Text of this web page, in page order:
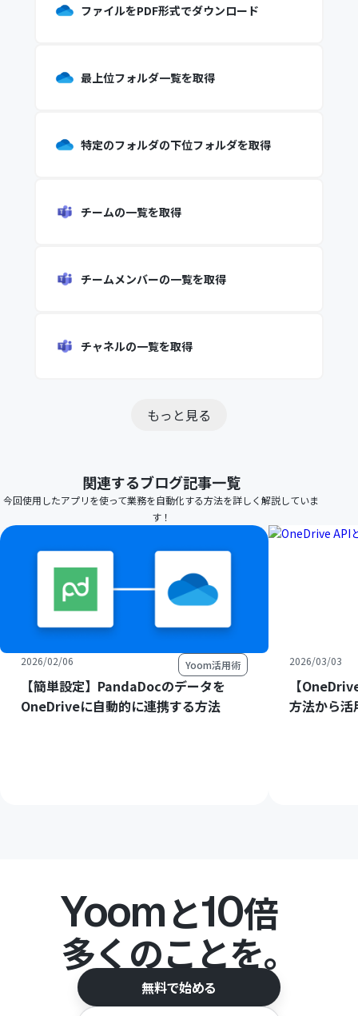
ファイルをPDF形式でダウンロード
最上位フォルダ一覧を取得
特定のフォルダの下位フォルダを取得
チームの一覧を取得
チームメンバーの一覧を取得
チャネルの一覧を取得
もっと見る
関連するブログ記事一覧
今回使用したアプリを使って業務を自動化する方法を詳しく解説していま
す！
2026/02/06 Yoom活用術
【簡単設定】PandaDocのデータを
OneDriveに自動的に連携する方法
2026/03/03
【
方法から活
Yoomと10倍
多くのことを。
無料で始める